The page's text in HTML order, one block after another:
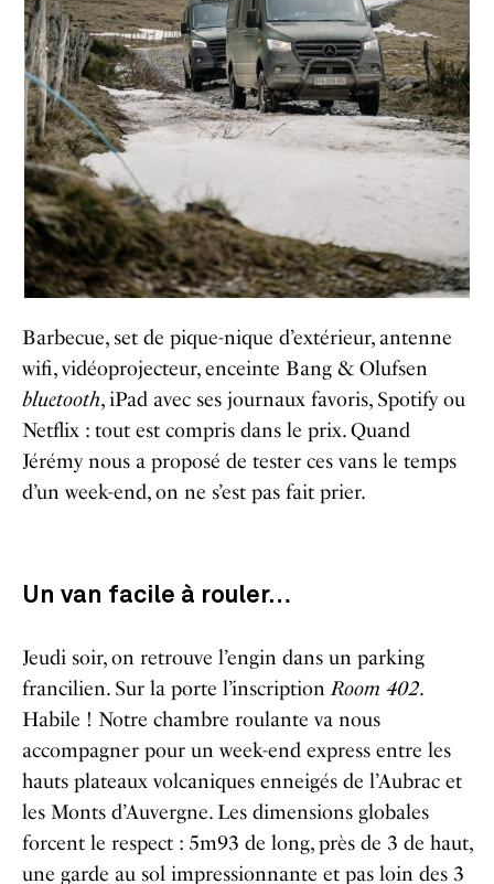
Barbecue, set de pique-nique d’extérieur, antenne
wifi, vidéoprojecteur, enceinte Bang & Olufsen
bluetooth, iPad avec ses journaux favoris, Spotify ou
Netflix : tout est compris dans le prix. Quand
Jérémy nous a proposé de tester ces vans le temps
d’un week-end, on ne s’est pas fait prier.
Un van facile à rouler…
Jeudi soir, on retrouve l’engin dans un parking
francilien. Sur la porte l’inscriptionRoom 402.
Habile ! Notre chambre roulante va nous
accompagner pour un week-end express entre les
hauts plateaux volcaniques enneigés de l’Aubrac et
les Monts d’Auvergne. Les dimensions globales
forcent le respect : 5m93 de long, près de 3 de haut,
une garde au sol impressionnante et pas loin des 3